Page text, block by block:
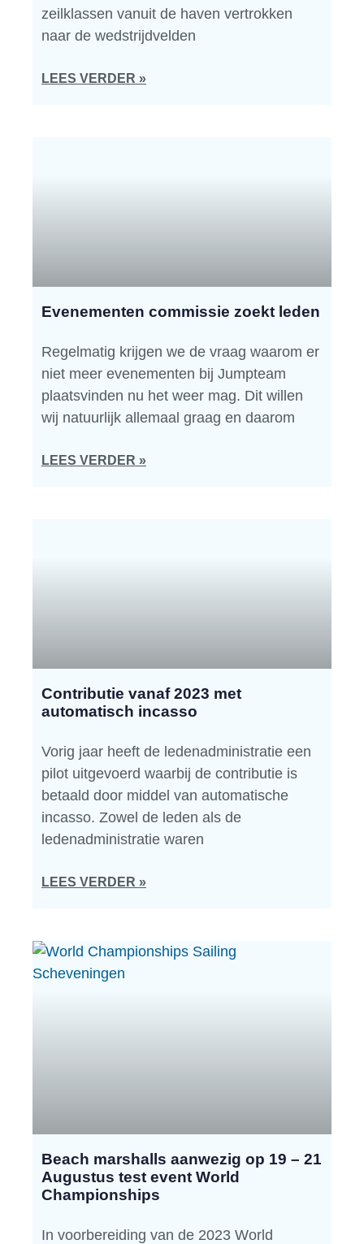
zeilklassen vanuit de haven vertrokken
naar de wedstrijdvelden
LEES VERDER »
Evenementen commissie zoekt leden
Regelmatig krijgen we de vraag waarom er
niet meer evenementen bij Jumpteam
plaatsvinden nu het weer mag. Dit willen
wij natuurlijk allemaal graag en daarom
LEES VERDER »
Contributie vanaf 2023 met
automatisch incasso
Vorig jaar heeft de ledenadministratie een
pilot uitgevoerd waarbij de contributie is
betaald door middel van automatische
incasso. Zowel de leden als de
ledenadministratie waren
LEES VERDER »
Beach marshalls aanwezig op 19 – 21
Augustus test event World
Championships
In voorbereiding van de 2023 World